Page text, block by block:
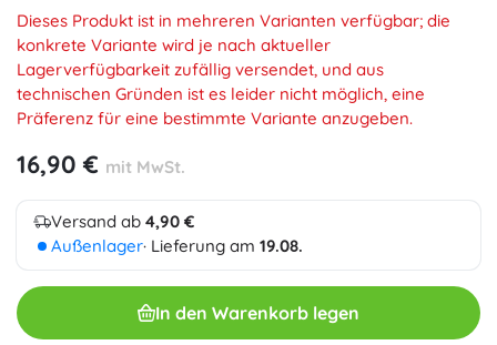
Dieses Produkt ist in mehreren Varianten verfügbar; die
konkrete Variante wird je nach aktueller
Lagerverfügbarkeit zufällig versendet, und aus
technischen Gründen ist es leider nicht möglich, eine
Präferenz für eine bestimmte Variante anzugeben.
16,90 € mit MwSt.
Versand ab 4,90 €
Außenlager· Lieferung am 19.08.
In den Warenkorb legen